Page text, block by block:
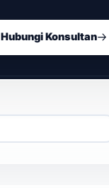
Hubungi Konsultan